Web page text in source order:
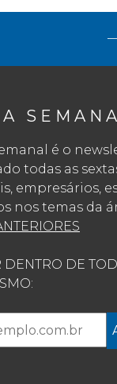
é o
todas as
empresários,
nos temas da
DENTRO DE